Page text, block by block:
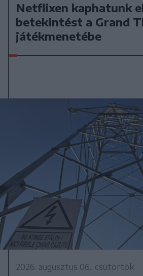
Netflixen kaphatunk
betekintést a Grand
játékmenetébe
2026. augusztus 06., csütörtök